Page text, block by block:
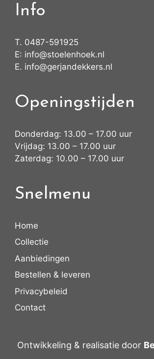
Info
T. 0487-591925
E: info@stoelenhoek.nl
E. info@gerjandekkers.nl
Openingstijden
Donderdag: 13.00 – 17.00 uur
Vrijdag: 13.00 – 17.00 uur
Zaterdag: 10.00 – 17.00 uur
Snelmenu
Home
Collectie
Aanbiedingen
Bestellen & leveren
Privacybeleid
Contact
Ontwikkeling & realisatie door